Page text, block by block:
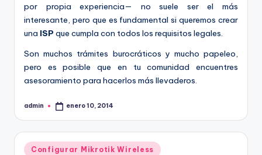
por propia experiencia— no suele ser el más
interesante, pero que es fundamental si queremos crear
una ISP que cumpla con todos los requisitos legales.
Son muchos trámites burocráticos y mucho papeleo,
pero es posible que en tu comunidad encuentres
asesoramiento para hacerlos más llevaderos.
Publicado
admin enero 10, 2014
Publicado
Configurar Mikrotik Wireless